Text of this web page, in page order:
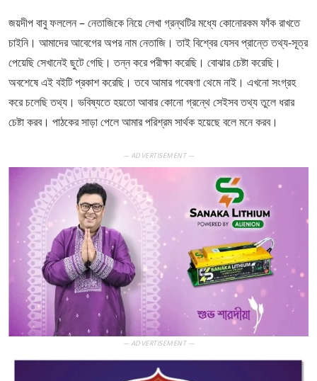
জয়দীপ বাবু ফললেন – নেতাজিকে নিয়ে লেখা গ্রন্থটির মধ্যে কোনোরকম ফাঁক রাখতে
চাইনি। আমাদের আবেগের অপর নাম নেতাজি। তাই বিশ্বের যেসব প্রান্তে তথ্য-সূত্র
পেয়েছি সেখানেই ছুটে গেছি। তন্ন করে পরীক্ষা করেছি। বোঝার চেষ্টা করেছি।
অবশেষে এই বইটি প্রকাশ করেছি। তবে আমার গবেষণা থেমে নাই। এখনো সংগ্রহ
করে চলেছি তথ্য। ভবিষ্যতে হয়তো আবার কোনো গ্রন্থে সেইসব তথ্য তুলে ধরার
চেষ্টা করব। পাঠকের সাড়া পেলে আমার পরিশ্রম সার্থক হয়েছে বলে মনে করব।
— ADVERTISEMENT —
— ADVERTISEMENT —